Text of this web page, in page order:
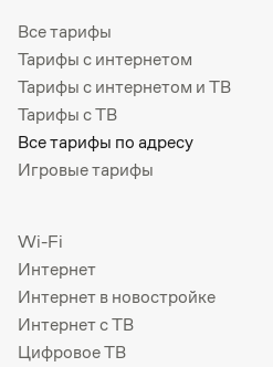
Все тарифы
Тарифы с интернетом
Тарифы с интернетом и ТВ
Тарифы с ТВ
Все тарифы по адресу
Игровые тарифы
Wi-Fi
Интернет
Интернет в новостройке
Интернет с ТВ
Цифровое ТВ